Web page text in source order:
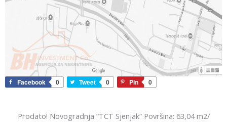
Facebook 0 Tweet 0 Pin 0
Prodato! Novogradnja “TCT Sjenjak” Površina: 63,04 m2/